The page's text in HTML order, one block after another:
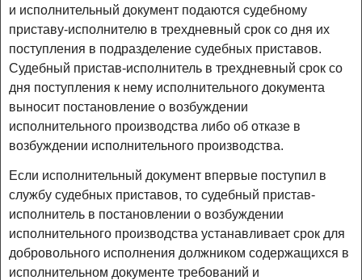
и исполнительный документ подаются судебному
приставу-исполнителю в трехдневный срок со дня их
поступления в подразделение судебных приставов.
Судебный пристав-исполнитель в трехдневный срок со
дня поступления к нему исполнительного документа
выносит постановление о возбуждении
исполнительного производства либо об отказе в
возбуждении исполнительного производства.
Если исполнительный документ впервые поступил в
службу судебных приставов, то судебный пристав-
исполнитель в постановлении о возбуждении
исполнительного производства устанавливает срок для
добровольного исполнения должником содержащихся в
исполнительном документе требований и